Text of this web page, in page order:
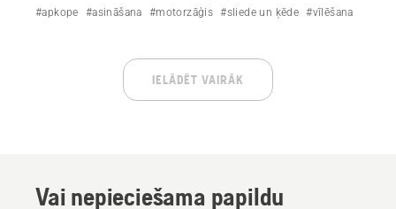
#apkope #asināšana #motorzāģis #sliede un ķēde #vīlēšana
IELĀDĒT VAIRĀK
Vai nepieciešama papildu